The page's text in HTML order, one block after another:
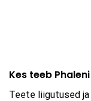
Kes teeb
Teete liigutused